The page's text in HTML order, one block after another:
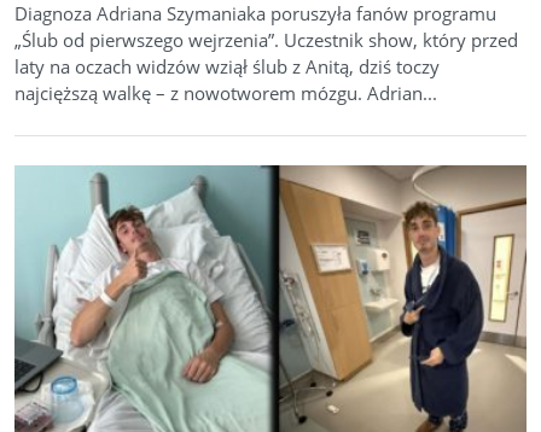
Diagnoza Adriana Szymaniaka poruszyła fanów programu
„Ślub od pierwszego wejrzenia”. Uczestnik show, który przed
laty na oczach widzów wziął ślub z Anitą, dziś toczy
najcięższą walkę – z nowotworem mózgu. Adrian...